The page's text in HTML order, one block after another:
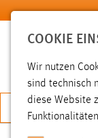
Zum Hauptinhalt
COOKIE
Wir nutzen
sind technisch
diese Website